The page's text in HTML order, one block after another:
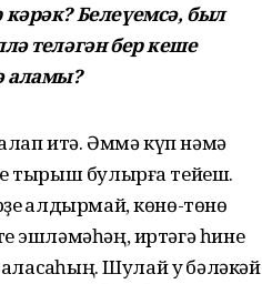
Белеүемсә, был
теләгән бер кеше
аламы?
итә. Әммә күп нәмә
тырыш булырға тейеш.
ҡалдырмай, көнө-төнө
эшләмәһәң, иртәгә һине
Шулай уҡ бәләкәй